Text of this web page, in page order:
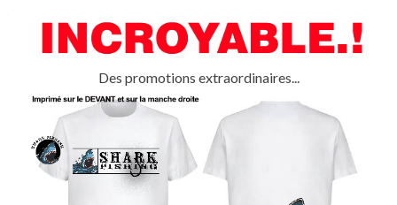
Des promotions extraordinaires...